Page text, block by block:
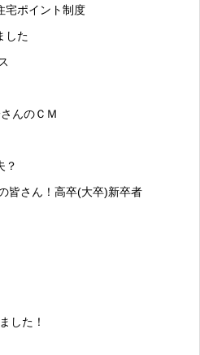
宅ポイント制度
した
んのＣＭ
？
皆さん！高卒(大卒)新卒者
した！